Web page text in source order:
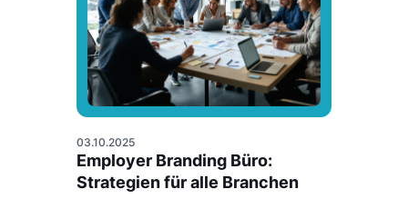
03.10.2025
Employer Branding Büro:
Strategien für alle Branchen